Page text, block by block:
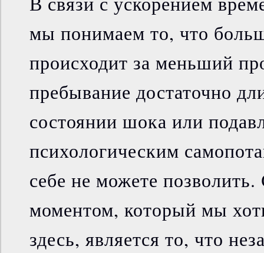
мы понимаем то, что
происходит за меньший
пребывание достаточно
состоянии шока или
психологическим
себе не можете
моментом, который мы
здесь, является то, что